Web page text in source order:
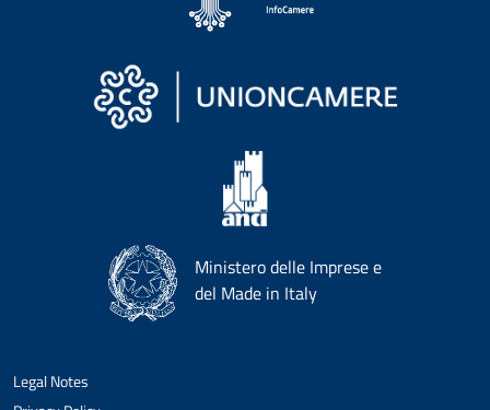
Ministero delle Imprese e
del Made in Italy
Legal Notes